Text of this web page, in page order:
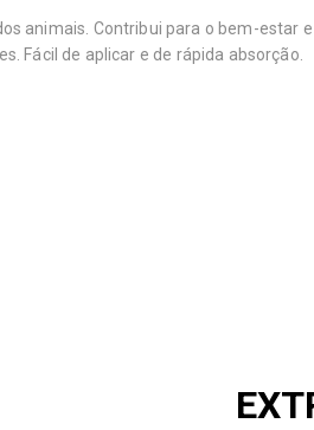
animais. Contribui para o bem-estar
Fácil de aplicar e de rápida absorção.